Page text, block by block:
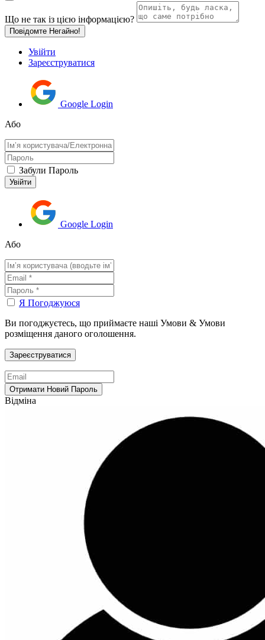
Що не так із цією інформацією?
Повідомте Негайно!
Увійти
Зареєструватися
Google Login
Або
Забули Пароль
Google Login
Або
Я Погоджуюся
Ви погоджуєтесь, що приймаєте наші Умови & Умови
розміщення даного оголошення.
Відміна